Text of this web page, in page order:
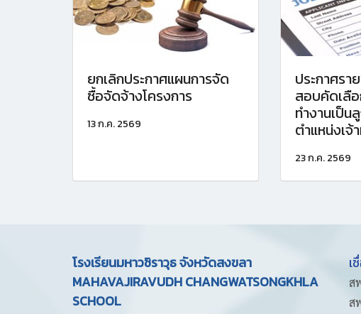
ยกเลิกประกาศแผนการจัด
ซื้อจัดจ้างโครงการ
13 ก.ค. 2569
ประกาศรา
สอบคัดเลื
ทำงานเป็น
ตำแหน่งเ
23 ก.ค. 2569
โรงเรียนมหาวชิราวุธ จังหวัดสงขลา
MAHAVAJIRAVUDH CHANGWATSONGKHLA
SCHOOL
เ
ส
ส